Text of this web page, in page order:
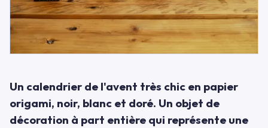
Un calendrier de l'avent très chic en papier
origami, noir, blanc et doré. Un objet de
décoration à part entière qui représente une